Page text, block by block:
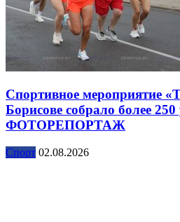
Спортивное мероприятие
Борисове собрало более
ФОТОРЕПОРТАЖ
Спорт 02.08.2026